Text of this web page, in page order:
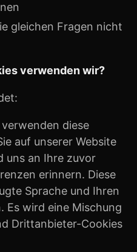
gleichen Fragen nicht
verwenden wir?
verwenden diese
auf unserer Website
uns an Ihre zuvor
erinnern. Diese
Sprache und Ihren
Es wird eine Mischung
Drittanbieter-Cookies